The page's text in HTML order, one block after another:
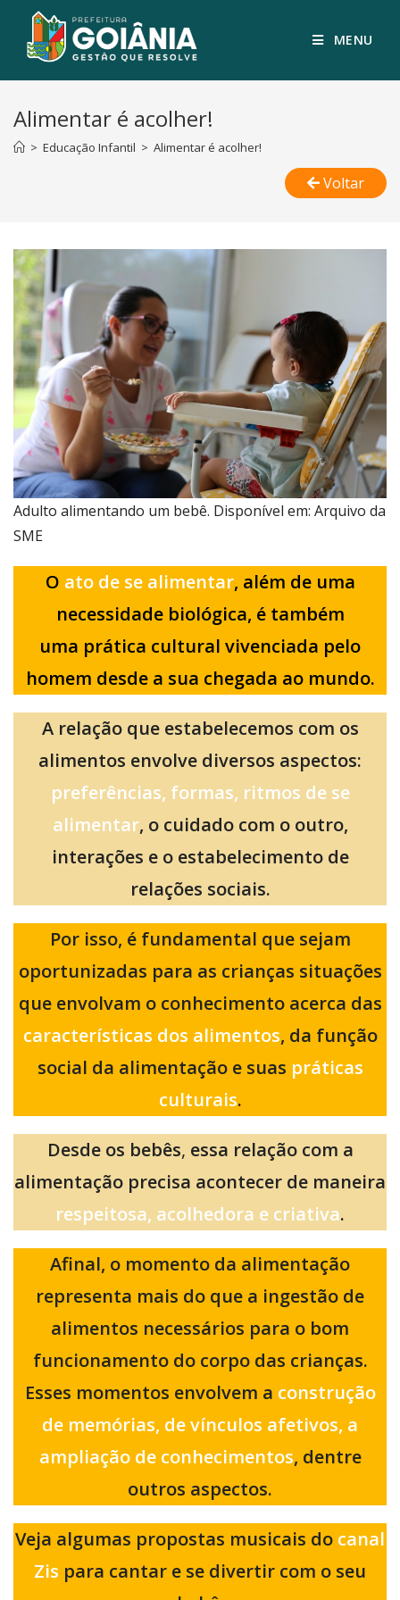
MENU
Alimentar é acolher!
> Educação Infantil > Alimentar é acolher!
Voltar
Adulto alimentando um bebê. Disponível em: Arquivo da
SME
O ato de se alimentar, além de uma
necessidade biológica, é também
uma prática cultural vivenciada pelo
homem desde a sua chegada ao mundo.
A relação que estabelecemos com os
alimentos envolve diversos aspectos:
preferências, formas, ritmos de se
alimentar, o cuidado com o outro,
interações e o estabelecimento de
relações sociais.
Por isso, é fundamental que sejam
oportunizadas para as crianças situações
que envolvam o conhecimento acerca das
características dos alimentos, da função
social da alimentação e suas práticas
culturais.
Desde os bebês, essa relação com a
alimentação precisa acontecer de maneira
respeitosa, acolhedora e criativa.
Afinal, o momento da alimentação
representa mais do que a ingestão de
alimentos necessários para o bom
funcionamento do corpo das crianças.
Esses momentos envolvem a construção
de memórias, de vínculos afetivos, a
ampliação de conhecimentos, dentre
outros aspectos.
Veja algumas propostas musicais do canal
Zis para cantar e se divertir com o seu